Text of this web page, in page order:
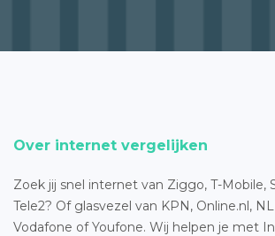
Over internet vergelijken
Zoek jij snel internet van Ziggo, T-Mobile,
Tele2? Of glasvezel van KPN, Online.nl,
Vodafone of Youfone. Wij helpen je met